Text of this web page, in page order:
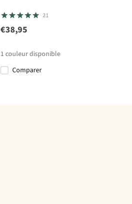
21
€38,95
1 couleur disponible
Comparer